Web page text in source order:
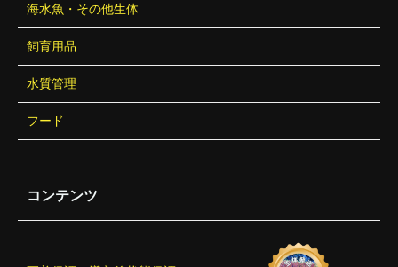
海水魚・その他生体
飼育用品
水質管理
フード
コンテンツ